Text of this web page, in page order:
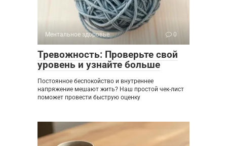
Ментальное здоровье 0
Тревожность: Проверьте свой
уровень и узнайте больше
Постоянное беспокойство и внутреннее
напряжение мешают жить? Наш простой чек-лист
поможет провести быструю оценку